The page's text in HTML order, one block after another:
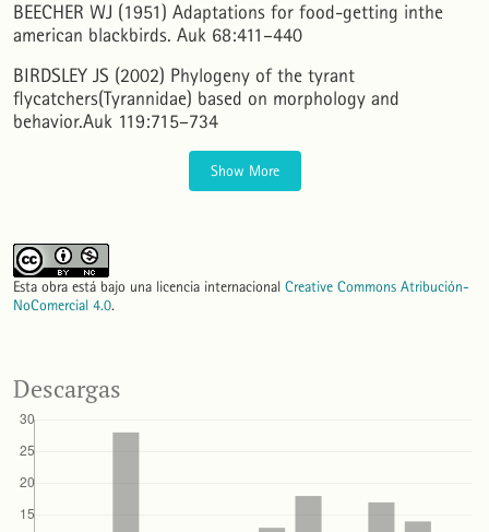
Villegas-Davies V. (2018-12-01)
Breeding and feeding of the black-chested buzzard-eagle (Geranoaetus melanoleucus) at
northwest chubut, argentina. Hornero, 33(2), 113-119.
BEECHER WJ (1951) Adaptations for food-getting inthe
american blackbirds. Auk 68:411–440
BIRDSLEY JS (2002) Phylogeny of the tyrant
flycatchers(Tyrannidae) based on morphology and
behavior.Auk 119:715–734
Show More
Esta obra está bajo una licencia internacional Creative Commons Atribución-
NoComercial 4.0.
Descargas